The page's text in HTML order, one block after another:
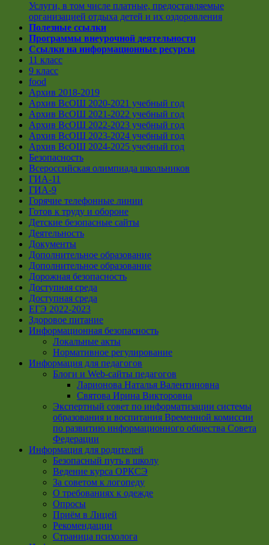
Услуги, в том числе платные, предоставляемые
организацией отдыха детей и их оздоровления
Полезные ссылки
Программы внеурочной деятельности
Ссылки на информационные ресурсы
11 класс
9 класс
food
Архив 2018-2019
Архив ВсОШ 2020-2021 учебный год
Архив ВсОШ 2021-2022 учебный год
Архив ВсОШ 2022-2023 учебный год
Архив ВсОШ 2023-2024 учебный год
Архив ВсОШ 2024-2025 учебный год
Безопасность
Всероссийская олимпиада школьников
ГИА-11
ГИА-9
Горячие телефонные линии
Готов к труду и обороне
Детские безопасные сайты
Деятельность
Документы
Дополнительное образование
Дополнительное образование
Дорожная безопасность
Доступная среда
Доступная среда
ЕГЭ 2022-2023
Здоровое питание
Информационная безопасность
Локальные акты
Нормативное регулирование
Информация для педагогов
Блоги и Web-сайты педагогов
Ларионова Наталья Валентиновна
Святова Ирина Викторовна
Экспертный совет по информатизации системы
образования и воспитания Временной комиссии
по развитию информационного общества Совета
Федерации
Информация для родителей
Безопасный путь в школу
Ведение курса ОРКСЭ
За советом к логопеду
О требованиях к одежде
Опросы
Приём в Лицей
Рекомендации
Страница психолога